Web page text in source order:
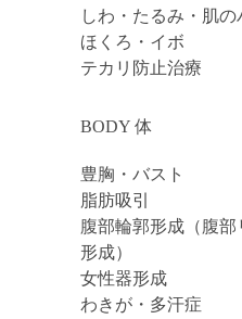
しわ・たるみ・肌の
ほくろ・イボ
テカリ防止治療
BODY 体
豊胸・バスト
脂肪吸引
腹部輪郭形成（腹
形成）
女性器形成
わきが・多汗症